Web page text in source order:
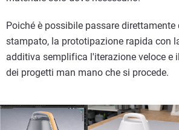
Poiché è possibile passare direttamente
stampato, la prototipazione rapida con
additiva semplifica l'iterazione veloce e
dei progetti man mano che si procede.